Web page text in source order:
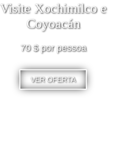
Visite Xochimilco e
Coyoacán
70 $ por pessoa
VER OFERTA